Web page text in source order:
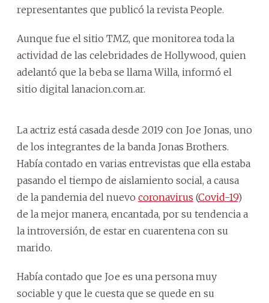
representantes que publicó la revista People.
Aunque fue el sitio TMZ, que monitorea toda la
actividad de las celebridades de Hollywood, quien
adelantó que la beba se llama Willa, informó el
sitio digital lanacion.com.ar.
La actriz está casada desde 2019 con Joe Jonas, uno
de los integrantes de la banda Jonas Brothers.
Había contado en varias entrevistas que ella estaba
pasando el tiempo de aislamiento social, a causa
de la pandemia del nuevo coronavirus (Covid-19)
de la mejor manera, encantada, por su tendencia a
la introversión, de estar en cuarentena con su
marido.
Había contado que Joe es una persona muy
sociable y que le cuesta que se quede en su